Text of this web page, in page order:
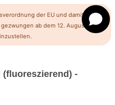
der EU und damit
ab dem 12. August den
(fluoreszierend) -